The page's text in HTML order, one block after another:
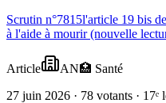
Scrutin n°7815l'article 19 bis
à l'aide à mourir (nouvelle
Article AN🏥 Santé
27 juin 2026 · 78 votants ·